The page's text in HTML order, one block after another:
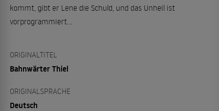
kommt, gibt er Lene die Schuld, und das Unheil ist
vorprogrammiert...
ORIGINALTITEL
Bahnwärter Thiel
ORIGINALSPRACHE
Deutsch